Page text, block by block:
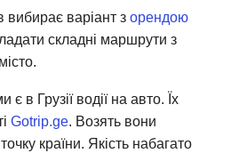
вибирає варіант з орендою
складні маршрути з
в Грузії водії на авто. Їх
Gotrip.ge. Возять вони
країни. Якість набагато